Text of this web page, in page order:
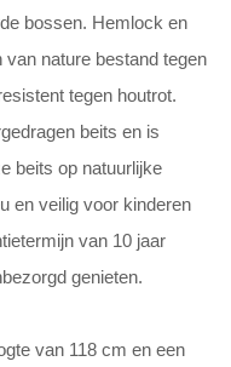
bossen. Hemlock en
nature bestand tegen
tegen houtrot.
beits en is
beits op natuurlijke
en veilig voor kinderen
van 10 jaar
genieten.
van 118 cm en een